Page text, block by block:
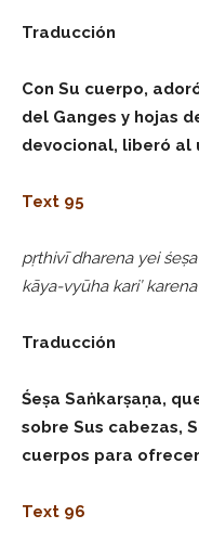
Traducción
Con Su cuerpo,
del Ganges y hojas
devocional, liberó al
Text 95
pṛthivī dharena yei
kāya-vyūha kari’
Traducción
Śeṣa Saṅkarṣaṇa,
sobre Sus cabezas,
cuerpos para
Text 96